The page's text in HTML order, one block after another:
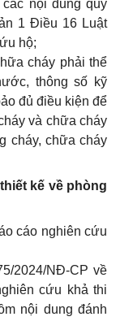
nội dung quy
1 Điều 16 Luật
hộ;
cháy phải thể
thông số kỹ
đủ điều kiện để
và chữa cháy
cháy, chữa cháy
kế về phòng
cáo nghiên cứu
2024/NĐ-CP về
cứu khả thi
nội dung đánh